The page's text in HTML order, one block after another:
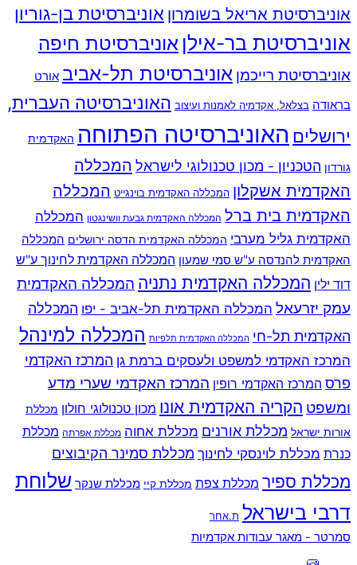
אוניברסיטת אריאל בשומרון אוניברסיטת בן-גוריון
אוניברסיטת בר-אילן אוניברסיטת חיפה
אוניברסיטת רייכמן אוניברסיטת תל-אביב אורט
בראודה בצלאל, אקדמיה לאמנות ועיצוב האוניברסיטה העברית,
ירושלים האוניברסיטה הפתוחה האקדמית
גורדון הטכניון - מכון טכנולוגי לישראל המכללה
האקדמית אשקלון המכללה האקדמית בוינגייט המכללה
האקדמית בית ברל המכללה האקדמית גבעת וושינגטון המכללה
האקדמית גליל מערבי המכללה האקדמית הדסה ירושלים המכללה
האקדמית להנדסה ע"ש סמי שמעון המכללה האקדמית לחינוך ע"ש
דוד ילין המכללה האקדמית נתניה המכללה האקדמית
עמק יזרעאל המכללה האקדמית תל-אביב - יפו המכללה
האקדמית תל-חי המכללה האקדמית תלפיות המכללה למינהל
המרכז האקדמי למשפט ולעסקים ברמת גן המרכז האקדמי
פרס המרכז האקדמי רופין המרכז האקדמי שערי מדע
ומשפט הקריה האקדמית אונו מכון טכנולוגי חולון מכללת
אורות ישראל מכללת אורנים מכללת אחוה מכללת אפרתה מכללת
כנרת מכללת לוינסקי לחינוך מכללת סמינר הקיבוצים
מכללת ספיר מכללת צפת מכללת קיי מכללת שנקר שלוחת
דרבי בישראל ת.אחר
Back
סמרטר - מאגר עבודות אקדמיות